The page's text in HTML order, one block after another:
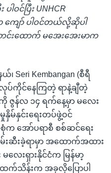
ဝင်ပြီး UNHCR
ကျော် ပါဝင်တယ်လို့ဆိုပါ
းထောက် မအေးအေးမာက
၊ Seri Kembangan (စီရီ
ပ်ကိုင်နေကြတဲ့ ရာနဲ့ချီတဲ့
ဇွန်လ ၁၄ ရက်နေ့မှာ မလေး
မ်နှင်းရေးတပ်ဖွဲ့ဝင်
က အော်ပရာစီ စစ်ဆင်ရေး
းဆီးခဲ့ရာမှာ အထောက်အထား
လေးရှားနိုင်ငံက မြန်မာ့
က်သိန်းက အခုလိုပြောပါ